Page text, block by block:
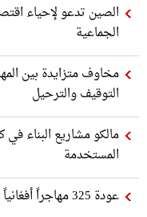
الصين تدعو لإحياء
الجماعية
مخاوف متزايدة بين
التوقيف والترحيل
مالكو مشاريع البناء
المستخدمة
عودة 325 مهاجراً أفغانياً من باكستان إلى وطنهم